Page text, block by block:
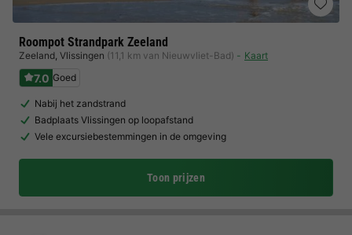
Roompot Strandpark Zeeland
Zeeland, Vlissingen (11,1 km van Nieuwvliet-Bad) Kaart
7.0 Goed
Nabij het zandstrand
Badplaats Vlissingen op loopafstand
Vele excursiebestemmingen in de omgeving
Toon prijzen